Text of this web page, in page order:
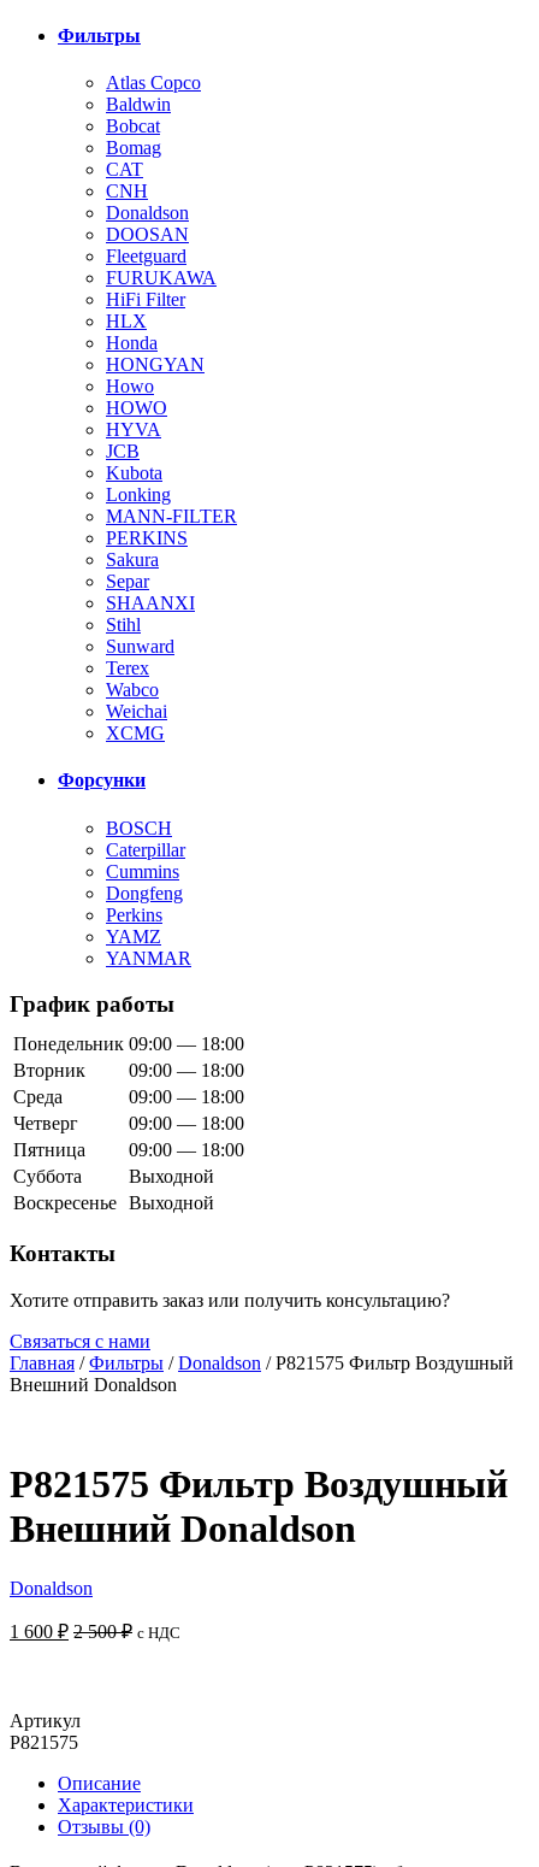
Фильтры
Atlas Copco
Baldwin
Bobcat
Bomag
CAT
CNH
Donaldson
DOOSAN
Fleetguard
FURUKAWA
HiFi Filter
HLX
Honda
HONGYAN
Howo
HOWO
HYVA
JCB
Kubota
Lonking
MANN-FILTER
PERKINS
Sakura
Separ
SHAANXI
Stihl
Sunward
Terex
Wabco
Weichai
XCMG
Форсунки
BOSCH
Caterpillar
Cummins
Dongfeng
Perkins
YAMZ
YANMAR
График работы
Понедельник 09:00 — 18:00
Вторник
09:00 — 18:00
Среда
09:00 — 18:00
Четверг
09:00 — 18:00
Пятница
09:00 — 18:00
Суббота
Выходной
Воскресенье Выходной
Контакты
Хотите отправить заказ или получить консультацию?
Связаться с нами
Главная /Фильтры /Donaldson / P821575 Фильтр Воздушный
Внешний Donaldson
P821575 Фильтр Воздушный
Внешний Donaldson
Donaldson
1 600 ₽ 2 500₽ с НДС
Артикул
P821575
Описание
Характеристики
Отзывы (0)